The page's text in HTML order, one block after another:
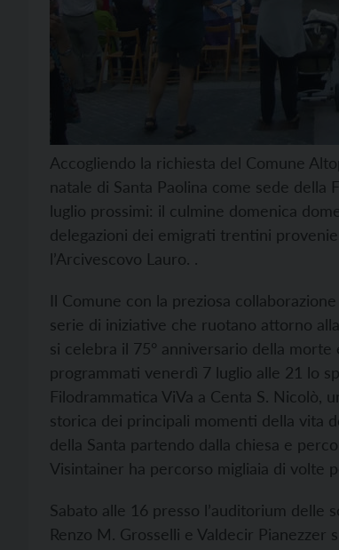
Accogliendo la richiesta del Comune
natale di Santa Paolina come sede della
luglio prossimi: il culmine domenica
delegazioni dei emigrati trentini
l’Arcivescovo Lauro. .
Il Comune con la preziosa
serie di iniziative che ruotano attorno
si celebra il 75° anniversario della
programmati venerdì 7 luglio alle 21 lo
Filodrammatica ViVa a Centa S. Nicolò,
storica dei principali momenti della vita
della Santa partendo dalla chiesa e
Visintainer ha percorso migliaia di volte
Sabato alle 16 presso l’auditorium delle
Renzo M. Grosselli e Valdecir Pianezzer